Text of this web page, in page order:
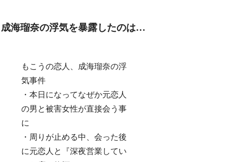
成海瑠奈の浮気を暴露したのは…
もこうの恋人、成海瑠奈の浮
気事件
・本日になってなぜか元恋人
の男と被害女性が直接会う事
に
・周りが止める中、会った後
に元恋人と『深夜営業してい